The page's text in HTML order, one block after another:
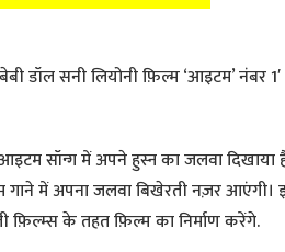
डॉल सनी लियोनी फ़िल्म ‘आइटम’
सॉन्ग में अपने हुस्न का जलवा दिखाया
में अपना जलवा बिखेरती नज़र आएंगी।
फ़िल्म्स के‌ तहत फ़िल्म का निर्माण करेंगे.